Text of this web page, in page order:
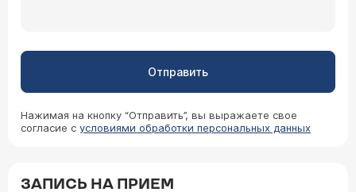
Отправить
Нажимая на кнопку “Отправить”, вы выражаете свое
согласие с условиями обработки персональных данных
ЗАПИСЬ НА ПРИЕМ